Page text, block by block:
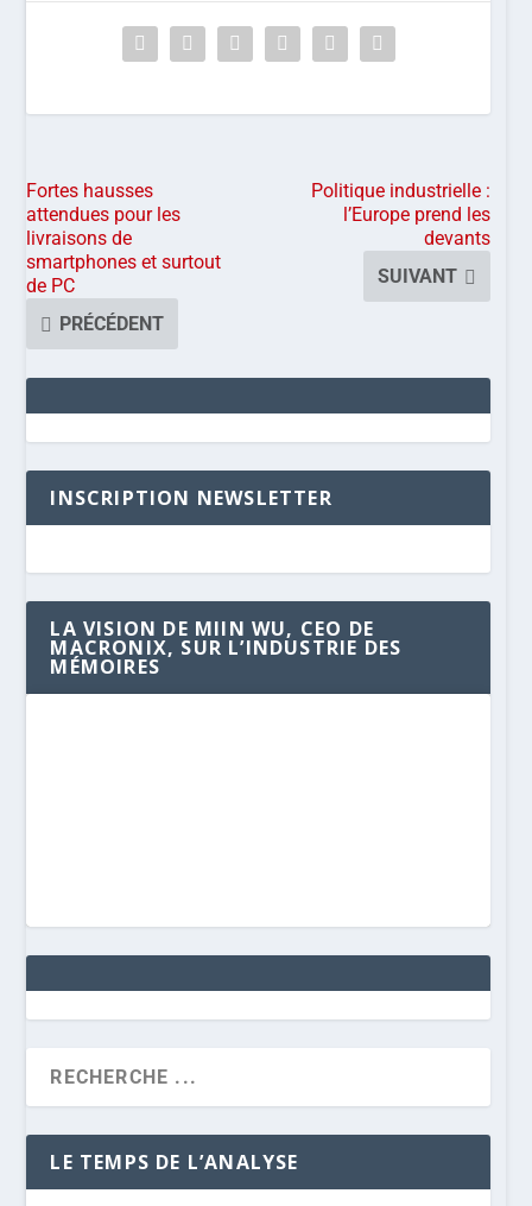
Fortes hausses
attendues pour les
livraisons de
smartphones et surtout
de PC
PRÉCÉDENT
Politique industrielle :
l’Europe prend les
devants
SUIVANT
INSCRIPTION NEWSLETTER
LA VISION DE MIIN WU, CEO DE
MACRONIX, SUR L’INDUSTRIE DES
MÉMOIRES
LE TEMPS DE L’ANALYSE